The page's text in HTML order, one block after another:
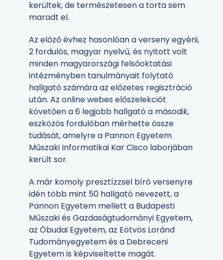
kerültek, de természetesen a torta sem
maradt el.
Az előző évhez hasonlóan a verseny egyéni,
2 fordulós, magyar nyelvű, és nyitott volt
minden magyarországi felsőoktatási
intézményben tanulmányait folytató
hallgató számára az előzetes regisztráció
után. Az online webes előszelekciót
követően a 6 legjobb hallgató a második,
eszközös fordulóban mérhette össze
tudását, amelyre a Pannon Egyetem
Műszaki Informatikai Kar Cisco laborjában
került sor.
A már komoly presztízzsel bíró versenyre
idén több mint 50 hallgató nevezett, a
Pannon Egyetem mellett a Budapesti
Műszaki és Gazdaságtudományi Egyetem,
az Óbudai Egyetem, az Eötvös Loránd
Tudományegyetem és a Debreceni
Egyetem is képviseltette magát.